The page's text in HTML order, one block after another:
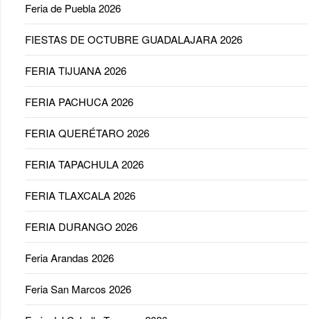
Feria de Puebla 2026
FIESTAS DE OCTUBRE GUADALAJARA 2026
FERIA TIJUANA 2026
FERIA PACHUCA 2026
FERIA QUERÉTARO 2026
FERIA TAPACHULA 2026
FERIA TLAXCALA 2026
FERIA DURANGO 2026
Feria Arandas 2026
Feria San Marcos 2026